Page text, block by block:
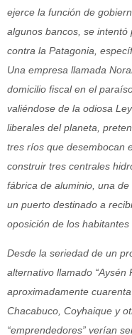
ejerce la función de
algunos bancos, se
contra la Patagonia,
Una empresa llamada
domicilio fiscal en el
valiéndose de la odiosa
liberales del planeta,
tres ríos que desembocan
construir tres centrales
fábrica de aluminio, una
un puerto destinado a
oposición de los habitantes
Desde la seriedad de un
alternativo llamado “Aysén
aproximadamente
Chacabuco, Coyhaique y
“emprendedores” verían